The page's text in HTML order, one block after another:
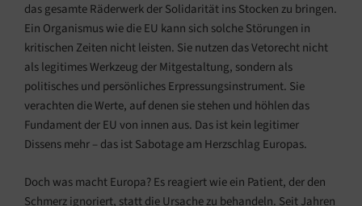
das gesamte Räderwerk der Solidarität ins Stocken zu bringen.
Ein Organismus wie die EU kann sich solche Störungen in
kritischen Zeiten nicht leisten. Sie nutzen das Vetorecht nicht
als legitimes Werkzeug der Mitgestaltung, sondern als
politisches und persönliches Erpressungsinstrument. Sie
verachten die Werte, auf denen sie stehen und höhlen das
Fundament der EU von innen aus. Das ist kein legitimer
Dissens mehr – das ist Sabotage am Herzschlag Europas.
Doch was macht Europa? Es reagiert wie ein Patient, der den
Schmerz ignoriert, statt die Ursache zu behandeln. Seit Jahren